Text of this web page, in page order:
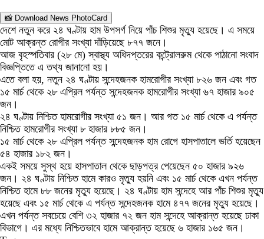
📸 Download News PhotoCard
দেশে নতুন করে ২৪ ঘণ্টায় হাম উপসর্গ নিয়ে পাঁচ শিশুর মৃত্যু হয়েছে। এ সময়ে
মোট আক্রন্ত রোগীর সংখ্যা দাঁড়িয়েছে ৮৭৭ জনে।
আজ বৃহস্পতিবার (২৮ মে) স্বাস্থ্য অধিদপ্তরের কন্ট্রোলরুম থেকে পাঠানো সংবাদ
বিজ্ঞপ্তিতে এ তথ্য জানানো হয়।
এতে বলা হয়, নতুন ২৪ ঘণ্টায় সন্দেহজনক হামরোগীর সংখ্যা ৮২৬ জন এবং গত
১৫ মার্চ থেকে ২৮ এপ্রিল পর্যন্ত সন্দেহজনক হামরোগীর সংখ্যা ৬৭ হাজার ৯০৫
জন।
২৪ ঘণ্টায় নিশ্চিত হামরোগীর সংখ্যা ৫১ জন। আর গত ১৫ মার্চ থেকে এ পর্যন্ত
নিশ্চিত হামরোগীর সংখ্যা ৮ হাজার ৮৮৫ জন।
১৫ মার্চ থেকে ২৮ এপ্রিল পর্যন্ত সন্দেহজনক হাম রোগে হাসপাতালে ভর্তি হয়েছেন
৫৪ হাজার ১৮২ জন।
একই সময়ে সুস্থ হয়ে হাসপাতাল থেকে ছাড়পত্র পেয়েছেন ৫০ হাজার ৯২৬
জন। ২৪ ঘণ্টায় নিশ্চিত হামে কারও মৃত্যু হয়নি এবং ১৫ মার্চ থেকে এখন পর্যন্ত
নিশ্চিত হামে ৮৮ জনের মৃত্যু হয়েছে। ২৪ ঘণ্টায় হাম সন্দেহে আর পাঁচ শিশুর মৃত্যু
হয়েছে এবং ১৫ মার্চ থেকে এ পর্যন্ত সন্দেহজনক হামে ৪৭৭ জনের মৃত্যু হয়েছে।
এখন পর্যন্ত সবচেয়ে বেশি ৩২ হাজার ৭২ জন হাম সন্দেহে আক্রান্ত হয়েছে ঢাকা
বিভাগে। এর মধ্যে নিশ্চিতভাবে হামে আক্রান্ত হয়েছে ৬ হাজার ১৬৫ জন।